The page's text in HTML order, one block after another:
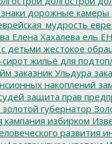
дорожные камеры
Елена Хахалева ель
детьми жестокое
жильё для
заказник Ульдура
накоплений
защита прав
золотой губернатор
кампания избирком
развития